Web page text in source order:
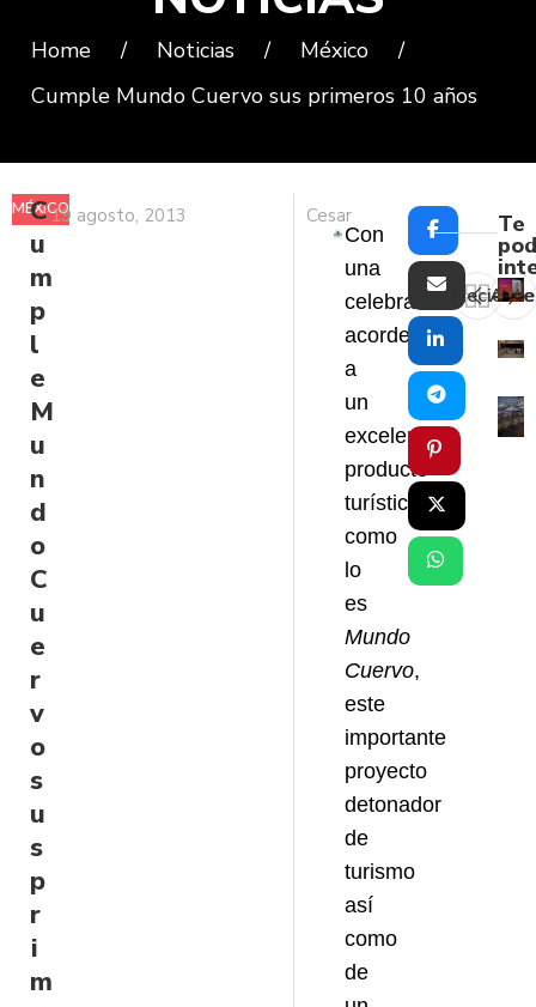
Home / Noticias / México
/
Cumple Mundo Cuervo sus primeros 10 años
MÉXICO
C
u
m
p
l
e
M
u
n
d
o
C
u
e
r
v
o
s
u
s
p
r
i
m
19 agosto, 2013
Cesar
Con
una
celebración
acorde
a
un
excelente
producto
turístico
como
lo
es
Mundo
Cuervo,
este
importante
proyecto
detonador
de
turismo
así
como
de
Reciente
Te